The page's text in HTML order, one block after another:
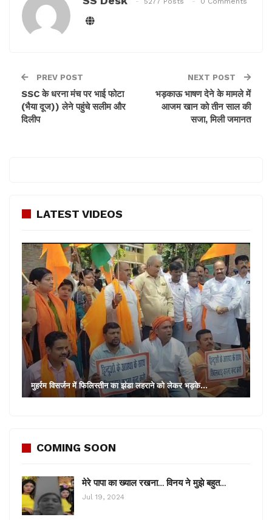
PREV POST
SSC के धरना मंच पर भाई फोटा
(भैया दूज)) लेने पहुंचे सलीम और
दिलीप
NEXT POST
भड़काऊ भाषण देने के मामले में
आजम खान को तीन साल की
सजा, मिली जमानत
LATEST VIDEOS
मुहर्रम विसर्जन में फिलिस्तीन का झंडा लहराने को लेकर भड़के…
COMING SOON
मेरे पापा का ख्याल रखना… विनय ने मुझे बहुत…
Jul 19, 2024